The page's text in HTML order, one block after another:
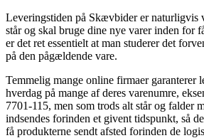
Leveringstiden på Skævbider er naturligvis
står og skal bruge dine nye varer inden for
er det ret essentielt at man studerer det
på den pågældende vare.
Temmelig mange online firmaer garanterer
hverdag på mange af deres varenumre,
7701-115, men som trods alt står og falder
indsendes forinden et givent tidspunkt, så
få produkterne sendt afsted forinden de